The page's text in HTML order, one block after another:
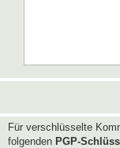
Für verschlüsselte
folgenden PGP-